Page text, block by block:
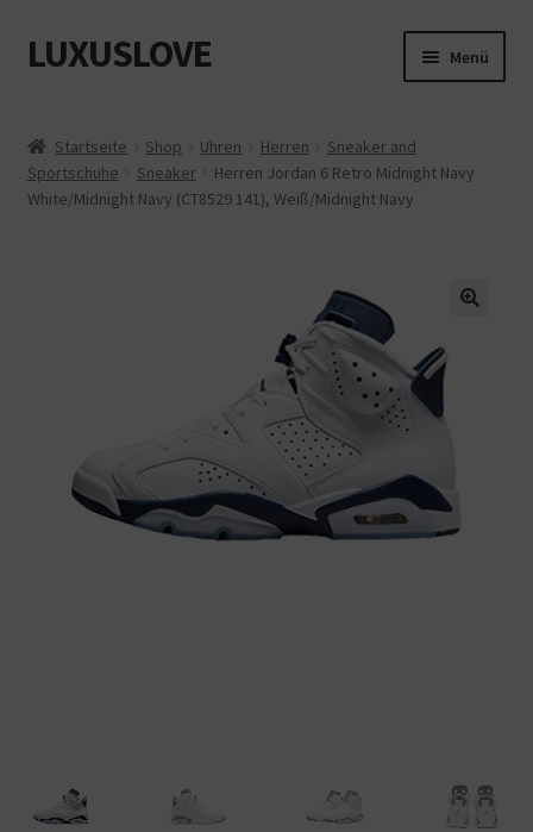
Zur
Navigation
Zum
Inhalt
LUXUSLOVE Menü
Cookie-Richtlinie (EU)
Startseite Shop Uhren Herren
Sneaker and
Sportschuhe
Sneaker
Herren Jordan 6 Retro Midnight Navy
White/Midnight Navy (CT8529 141), Weiß/Midnight Navy